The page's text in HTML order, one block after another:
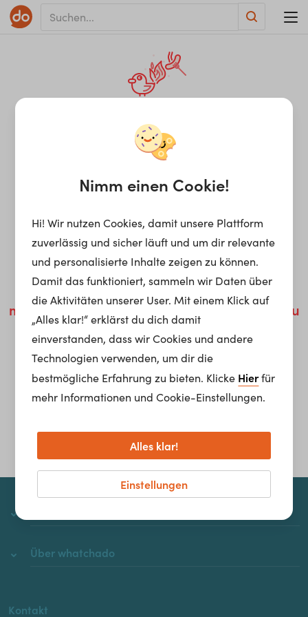
Anscheinend stimmt
irgendetwas nicht in
unserem Backend.
Sei versichert, dass wir die passenden Nerds
verständigt haben, um sich so schnell wie
möglich um die Behebung dieses Problems zu
kümmern.
Homepage
Über whatchado
Kontakt
Nimm einen Cookie!
Hi! Wir nutzen Cookies, damit unsere Plattform
zuverlässig und sicher läuft und um dir relevante
und personalisierte Inhalte zeigen zu können.
Damit das funktioniert, sammeln wir Daten über
die Aktivitäten unserer User. Mit einem Klick auf
„Alles klar!“ erklärst du dich damit
einverstanden, dass wir Cookies und andere
Technologien verwenden, um dir die
bestmögliche Erfahrung zu bieten. Klicke Hierfür
mehr Informationen und Cookie-Einstellungen.
Einstellungen
Alles klar!